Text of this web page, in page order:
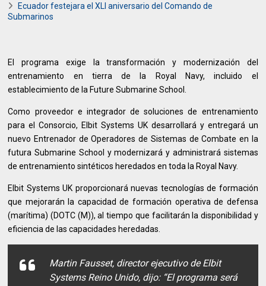
Ecuador festejara el XLI aniversario del Comando de
Submarinos
El programa exige la transformación y modernización del
entrenamiento en tierra de la Royal Navy, incluido el
establecimiento de la Future Submarine School.
Como proveedor e integrador de soluciones de entrenamiento
para el Consorcio, Elbit Systems UK desarrollará y entregará un
nuevo Entrenador de Operadores de Sistemas de Combate en la
futura Submarine School y modernizará y administrará sistemas
de entrenamiento sintéticos heredados en toda la Royal Navy.
Elbit Systems UK proporcionará nuevas tecnologías de formación
que mejorarán la capacidad de formación operativa de defensa
(marítima) (DOTC (M)), al tiempo que facilitarán la disponibilidad y
eficiencia de las capacidades heredadas.
Martin Fausset, director ejecutivo de Elbit
Systems Reino Unido, dijo: “El programa será